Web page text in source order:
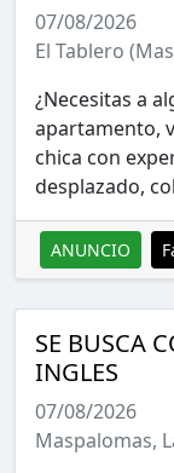
07/08/2026
El Tablero
¿Necesitas a
apartamento,
chica con
desplazado,
ANUNCIO
SE BUSCA
INGLES
07/08/2026
Maspalomas,